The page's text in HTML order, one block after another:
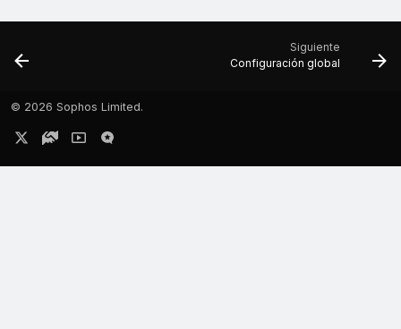
Siguiente
Configuración global
© 2026 Sophos Limited.